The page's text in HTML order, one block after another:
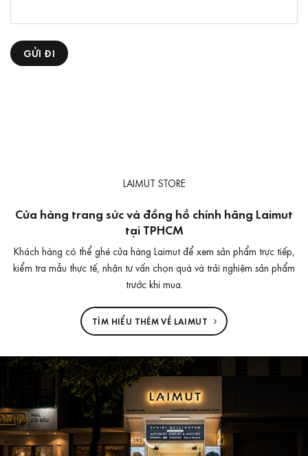
LAIMUT STORE
Cửa hàng trang sức và đồng hồ chính hãng Laimut
tại TPHCM
Khách hàng có thể ghé cửa hàng Laimut để xem sản phẩm trực tiếp,
kiểm tra mẫu thực tế, nhận tư vấn chọn quà và trải nghiệm sản phẩm
trước khi mua.
TÌM HIỂU THÊM VỀ LAIMUT